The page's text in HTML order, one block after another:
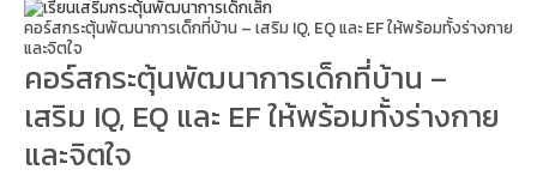
คอร์สกระตุ้นพัฒนาการเด็กที่บ้าน – เสริม IQ, EQ และ EF ให้พร้อมทั้งร่างกาย
และจิตใจ
คอร์สกระตุ้นพัฒนาการเด็กที่บ้าน –
เสริม IQ, EQ และ EF ให้พร้อมทั้งร่างกาย
และจิตใจ